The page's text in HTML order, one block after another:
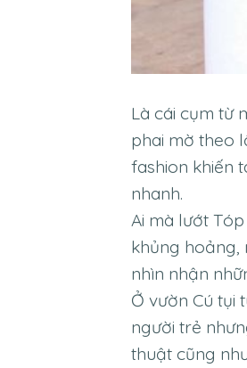
Là cái cụm từ
phai mờ theo
fashion khiến
nhanh.
Ai mà lướt
khủng hoảng,
nhìn nhận
Ở vườn Cú tụi
người trẻ
thuật cũng